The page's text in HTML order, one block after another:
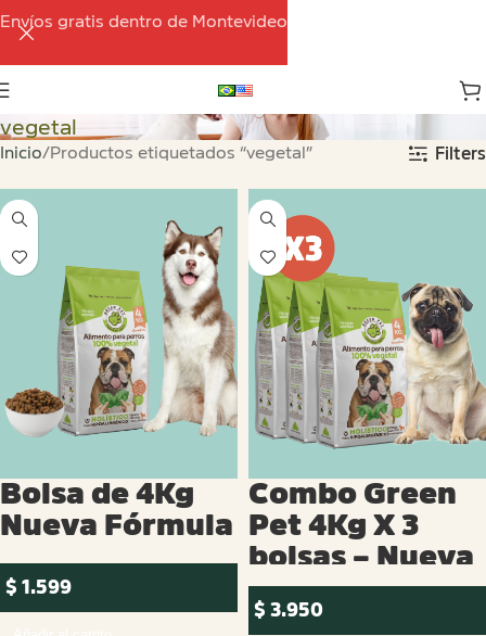
vegetal
Inicio Productos etiquetados “vegetal” Filters
Bolsa de 4Kg
Nueva Fórmula
$ 1.599
Combo Green
Pet 4Kg X 3
bolsas – Nueva
Fórmula
$ 3.950
Envíos gratis dentro de Montevideo